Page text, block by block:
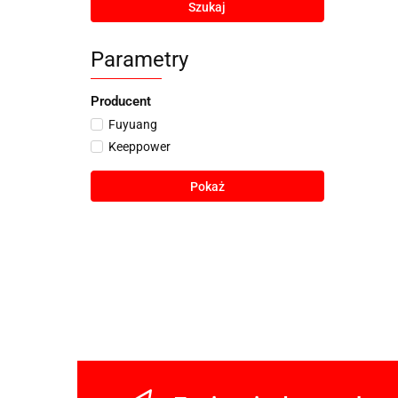
Szukaj
Parametry
Producent
Fuyuang
Keeppower
Pokaż